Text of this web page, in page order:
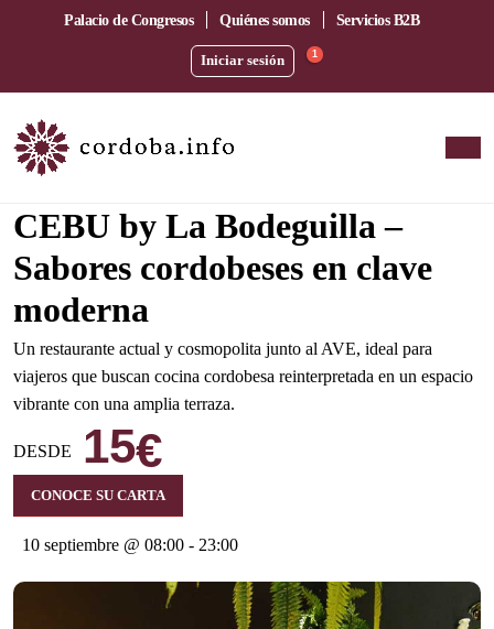
Palacio de Congresos Quiénes somos Servicios B2B
Iniciar sesión 1
CEBU by La Bodeguilla –
Sabores cordobeses en clave
moderna
Un restaurante actual y cosmopolita junto al AVE, ideal para
viajeros que buscan cocina cordobesa reinterpretada en un espacio
vibrante con una amplia terraza.
DESDE 15€
CONOCE SU CARTA
10 septiembre @ 08:00 - 23:00